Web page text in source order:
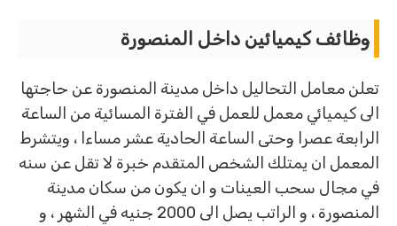
وظائف كيميائين داخل المنصورة
تعلن معامل التحاليل داخل مدينة المنصورة عن حاجتها
الى كيميائي معمل للعمل في الفترة المسائية من الساعة
الرابعة عصرا وحتى الساعة الحادية عشر مساءا ، ويتشرط
المعمل ان يمتلك الشخص المتقدم خبرة لا تقل عن سنه
في مجال سحب العينات و ان يكون من سكان مدينة
المنصورة ، و الراتب يصل الى 2000 جنيه في الشهر ، و